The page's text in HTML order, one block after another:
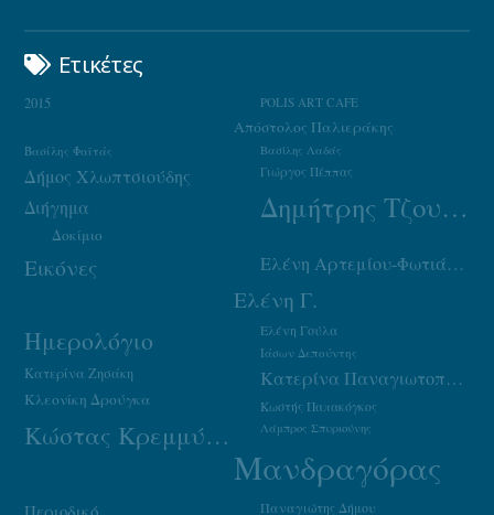
Ετικέτες
2015 POLIS ART CAFE
Απόστολος Παλιεράκης
Βασίλης Λαδάς
Βασίλης Φαϊτάς
Γιώργος Πέππας
Δήμος Χλωπτσιούδης
Δημήτρης Τζουμάκας
Διήγημα
Δοκίμιο
Εικόνες Ελένη Αρτεμίου-Φωτιάδου
Ελένη Γ.
Ελένη Γούλα
Ημερολόγιο Ιάσων Δεπούντης
Κατερίνα Ζησάκη Κατερίνα Παναγιωτοπούλου
Κλεονίκη Δρούγκα Κωστής Παπακόγκος
Κώστας Κρεμμύδας Λάμπρος Σπυριούνης
Μανδραγόρας
Παναγιώτης Δήμου